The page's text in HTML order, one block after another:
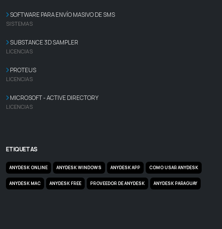
SOFTWARE PARA ENVÍO MASIVO DE SMS
SISTEMAS
SUBSTANCE 3D SAMPLER
LICENCIAS
PROTEUS
LICENCIAS
MICROSOFT - ACTIVE DIRECTORY
LICENCIAS
ETIQUETAS
ANYDESK ONLINE ANYDESK WINDOWS ANYDESK APP COMO USAR ANYDESK
ANYDESK MAC ANYDESK FREE PROVEEDOR DE ANYDESK ANYDESK PARAGUAY